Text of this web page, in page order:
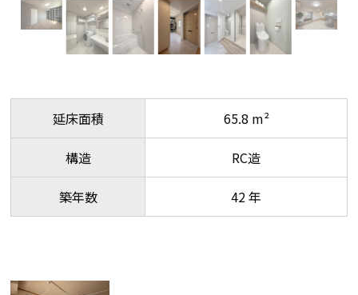
延床面積 65.8 m²
構造 RC造
築年数 42 年